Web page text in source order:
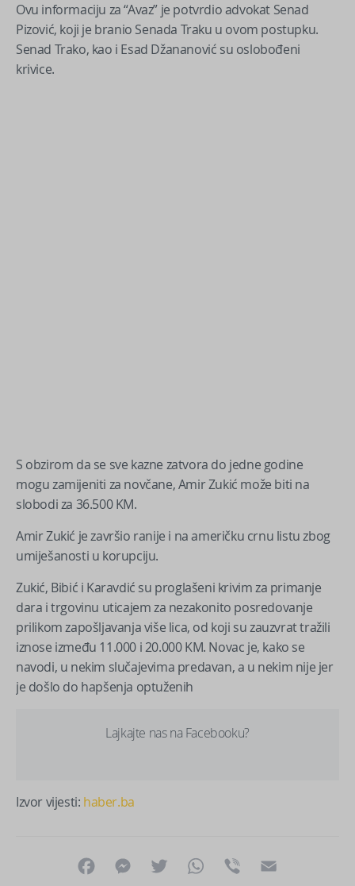
Ovu informaciju za “Avaz” je potvrdio advokat Senad
Pizović, koji je branio Senada Traku u ovom postupku.
Senad Trako, kao i Esad Džananović su oslobođeni
krivice.
S obzirom da se sve kazne zatvora do jedne godine
mogu zamijeniti za novčane, Amir Zukić može biti na
slobodi za 36.500 KM.
Amir Zukić je završio ranije i na američku crnu listu zbog
umiješanosti u korupciju.
Zukić, Bibić i Karavdić su proglašeni krivim za primanje
dara i trgovinu uticajem za nezakonito posredovanje
prilikom zapošljavanja više lica, od koji su zauzvrat tražili
iznose između 11.000 i 20.000 KM. Novac je, kako se
navodi, u nekim slučajevima predavan, a u nekim nije jer
je došlo do hapšenja optuženih
Lajkajte nas na Facebooku?
Izvor vijesti: haber.ba
FacebookMessenger
Twitter WhatsApp
Viber